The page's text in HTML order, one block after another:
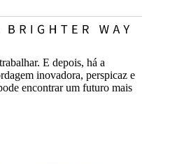
E depois, há a
inovadora, perspicaz e
encontrar um futuro mais